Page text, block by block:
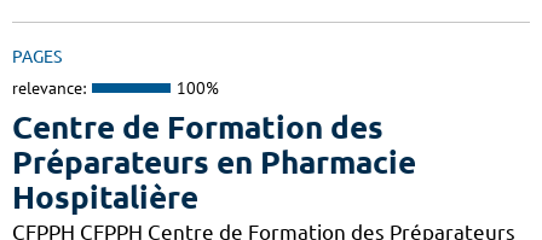
PAGES
relevance: 100%
Centre de Formation des
Préparateurs en Pharmacie
Hospitalière
CFPPH CFPPH Centre de Formation des Préparateurs